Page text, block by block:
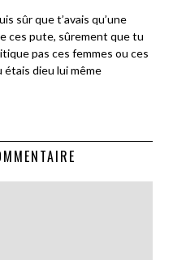
sûr que t’avais qu’une
ces pute, sûrement que tu
pas ces femmes ou ces
dieu lui même